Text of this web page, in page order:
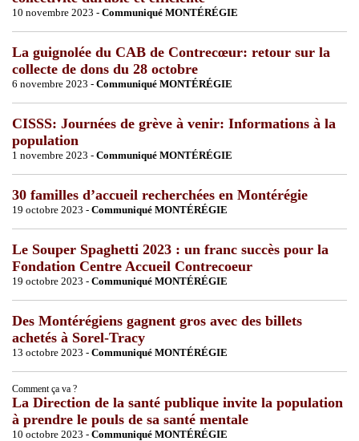
10 novembre 2023 - Communiqué MONTÉRÉGIE
La guignolée du CAB de Contrecœur: retour sur la
collecte de dons du 28 octobre
6 novembre 2023 - Communiqué MONTÉRÉGIE
CISSS: Journées de grève à venir: Informations à la
population
1 novembre 2023 - Communiqué MONTÉRÉGIE
30 familles d’accueil recherchées en Montérégie
19 octobre 2023 - Communiqué MONTÉRÉGIE
Le Souper Spaghetti 2023 : un franc succès pour la
Fondation Centre Accueil Contrecoeur
19 octobre 2023 - Communiqué MONTÉRÉGIE
Des Montérégiens gagnent gros avec des billets
achetés à Sorel-Tracy
13 octobre 2023 - Communiqué MONTÉRÉGIE
Comment ça va ?
La Direction de la santé publique invite la population
à prendre le pouls de sa santé mentale
10 octobre 2023 - Communiqué MONTÉRÉGIE